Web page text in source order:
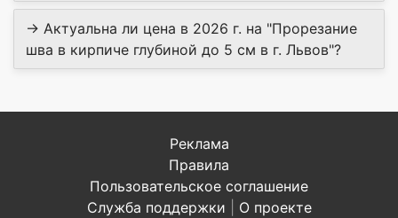
→ Актуальна ли цена в 2026 г. на "Прорезание
шва в кирпиче глубиной до 5 см в г. Львов"?
Реклама
Правила
Пользовательское соглашение
Служба поддержки
О проекте